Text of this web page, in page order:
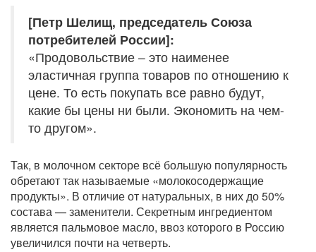
[Петр Шелищ, председатель Союза
потребителей России]:
«Продовольствие – это наименее
эластичная группа товаров по отношению к
цене. То есть покупать все равно будут,
какие бы цены ни были. Экономить на чем-
то другом».
Так, в молочном секторе всё большую популярность
обретают так называемые «молокосодержащие
продукты». В отличие от натуральных, в них до 50%
состава — заменители. Секретным ингредиентом
является пальмовое масло, ввоз которого в Россию
увеличился почти на четверть.